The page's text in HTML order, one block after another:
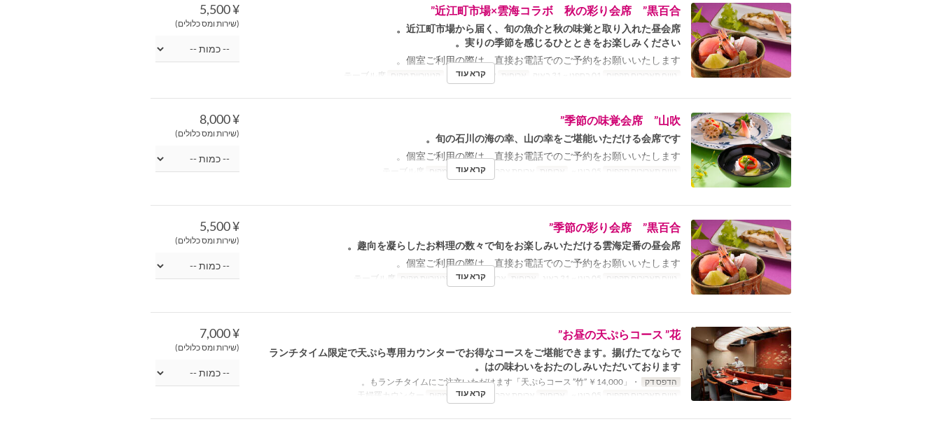
¥ 5,500
(שירות ומס כלולים)
近江町市場×雲海コラボ 秋の彩り会席 ”黒百合”
近江町市場から届く、旬の魚介と秋の味覚と取り入れた昼会席。
実りの季節を感じるひとときをお楽しみください。
個室ご利用の際は、直接お電話でのご予約をお願いいたします。
טווח תאריכים תקפים ארוחות ארוחת צהריים קטגוריית מקום קרא עוד
¥ 8,000
(שירות ומס כלולים)
季節の味覚会席 ”山吹”
旬の石川の海の幸、山の幸をご堪能いただける会席です。
個室ご利用の際は、直接お電話でのご予約をお願いいたします。
טווח תאריכים תקפים ארוחות ארוחת צהריים קטגוריית מקום
קרא עוד
¥ 5,500
(שירות ומס כלולים)
季節の彩り会席 ”黒百合”
趣向を凝らしたお料理の数々で旬をお楽しみいただける雲海定番の昼会席。
個室ご利用の際は、直接お電話でのご予約をお願いいたします。
טווח תאריכים תקפים ארוחות ארוחת צהריים קטגוריית מקום קרא עוד
¥ 7,000
(שירות ומס כלולים)
お昼の天ぷらコース ”花”
ランチタイム限定で天ぷら専用カウンターでお得なコースをご堪能できます。揚げたてならで
はの味わいをおたのしみいただいております。
הדפס דק
・「天ぷらコース ”竹” ￥14,000」もランチタイムにご注文いただけます。
טווח תאריכים תקפים
ארוחות ארוחת צהריים קטגוריית מקום
קרא עוד